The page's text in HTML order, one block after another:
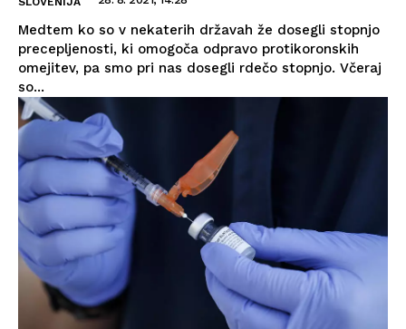
Medtem ko so v nekaterih državah že dosegli stopnjo
precepljenosti, ki omogoča odpravo protikoronskih
omejitev, pa smo pri nas dosegli rdečo stopnjo. Včeraj
so...